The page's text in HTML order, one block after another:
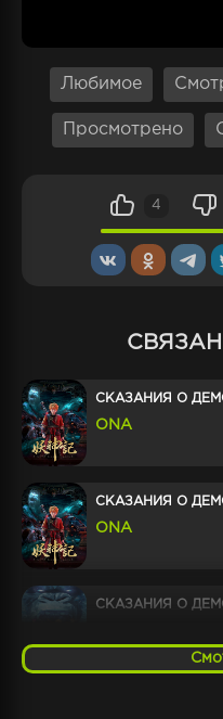
Любимое
Просмотрено
4
СКАЗАНИЯ О
ONA
СКАЗАНИЯ О
ONA
СКАЗАНИЯ О